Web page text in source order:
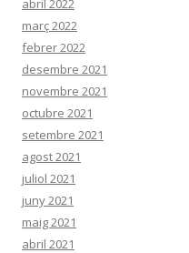
març 2022
febrer 2022
desembre 2021
novembre 2021
octubre 2021
setembre 2021
agost 2021
juliol 2021
juny 2021
maig 2021
abril 2021